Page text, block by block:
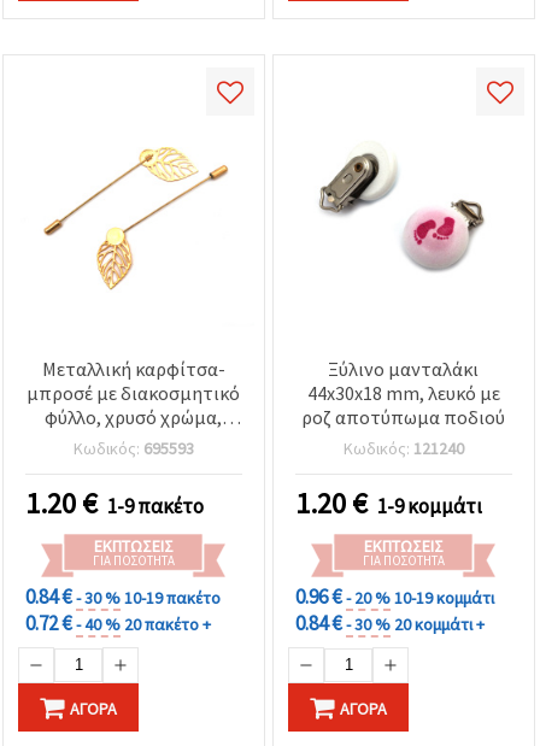
Μεταλλική καρφίτσα-
μπροσέ με διακοσμητικό
φύλλο, χρυσό χρώμα,
24x83 mm - 4 τεμ.
Κωδικός: 695593
1.20€ 1-9 πακέτο
ΕΚΠΤΏΣΕΙΣ
ΓΙΑ ΠΟΣΌΤΗΤΑ
0.84 €- 30 %10-19 πακέτο
0.72 €- 40 % 20 πακέτο +
ΑΓΟΡΆ
Ξύλινο μανταλάκι
44x30x18 mm, λευκό με
ροζ αποτύπωμα ποδιού
Κωδικός: 121240
1.20€ 1-9 κομμάτι
ΕΚΠΤΏΣΕΙΣ
ΓΙΑ ΠΟΣΌΤΗΤΑ
0.96 €- 20 %10-19 κομμάτι
0.84 €- 30 % 20 κομμάτι +
ΑΓΟΡΆ